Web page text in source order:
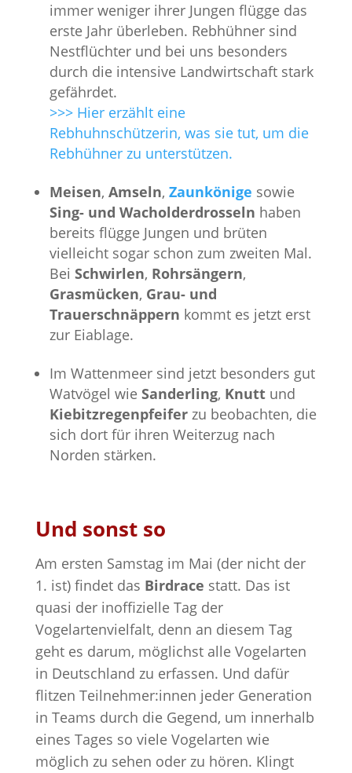
immer weniger ihrer Jungen flügge das
erste Jahr überleben. Rebhühner sind
Nestflüchter und bei uns besonders
durch die intensive Landwirtschaft stark
gefährdet.
>>> Hier erzählt eine
Rebhuhnschützerin, was sie tut, um die
Rebhühner zu unterstützen.
Meisen, Amseln, Zaunkönige sowie
Sing- und Wacholderdrosseln haben
bereits flügge Jungen und brüten
vielleicht sogar schon zum zweiten Mal.
Bei Schwirlen, Rohrsängern,
Grasmücken, Grau- und
Trauerschnäppern kommt es jetzt erst
zur Eiablage.
Im Wattenmeer sind jetzt besonders gut
Watvögel wie Sanderling, Knutt und
Kiebitzregenpfeifer zu beobachten, die
sich dort für ihren Weiterzug nach
Norden stärken.
Und sonst so
Am ersten Samstag im Mai (der nicht der
1. ist) findet das Birdrace statt. Das ist
quasi der inoffizielle Tag der
Vogelartenvielfalt, denn an diesem Tag
geht es darum, möglichst alle Vogelarten
in Deutschland zu erfassen. Und dafür
flitzen Teilnehmer:innen jeder Generation
in Teams durch die Gegend, um innerhalb
eines Tages so viele Vogelarten wie
möglich zu sehen oder zu hören. Klingt